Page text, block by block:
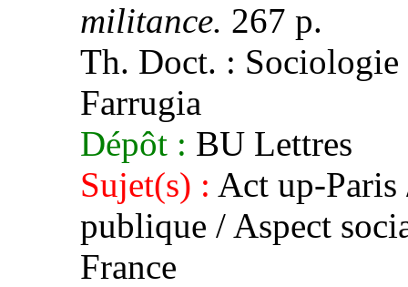
militance. 267 p.
Th. Doct. : Sociologie
Farrugia
Dépôt : BU Lettres
Sujet(s) : Act up-
publique / Aspect
France